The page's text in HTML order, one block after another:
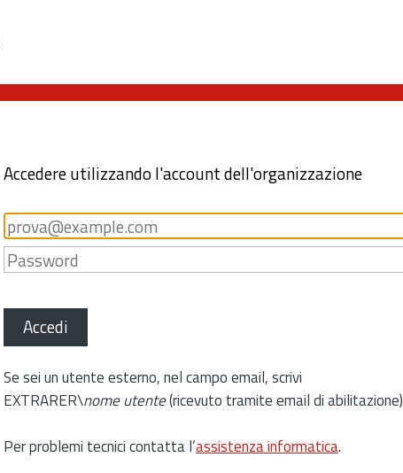
Accedere utilizzando l'account dell'organizzazione
Accedi
Se sei un utente esterno, nel campo email, scrivi
EXTRARER\nome utente(ricevuto tramite email di abilitazione)
Per problemi tecnici contatta l’assistenza informatica.